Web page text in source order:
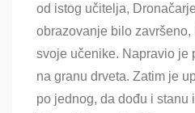
od istog učitelja,
obrazovanje bilo
svoje učenike. Napravio je
na granu drveta. Zatim je
po jednog, da dođu i stanu